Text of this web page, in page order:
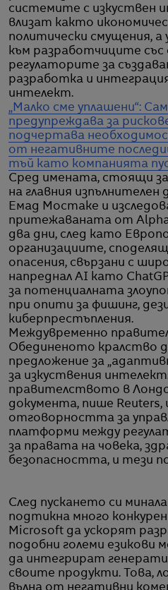
системите с изкуствен
влизат както
политически смущения,
към разработчиците
регулаторите за
разработка и
интелект.
„Малко сме уплашени“:
предупреждава за
подчертава
от негативните
тъй като компанията
Сред имената, стоящи
на главния
Емад Мостаке и
притежаваната от
два дни, след като
организациите,
опасения, свързани с
напреднал AI като
за потенциалната
при опити за фишинг,
киберпрестъпления.
Междувременно
Обединеното кралство
предложение за
за изкуствения
правителството в
документа, пише Reuters,
отговорността за
платформи между
за правата на човека,
безопасността, и тези
След пускането си
подтикна много
Microsoft да ускорят
подобни големи езикови
да интегрират
своите продукти. Това,